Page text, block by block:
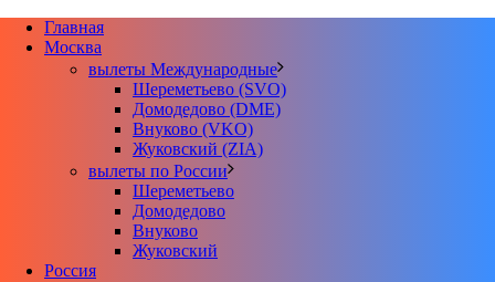
Главная
Москва
вылеты Международные
Шереметьево (SVO)
Домодедово (DME)
Внуково (VKO)
Жуковский (ZIA)
вылеты по России
Шереметьево
Домодедово
Внуково
Жуковский
Россия